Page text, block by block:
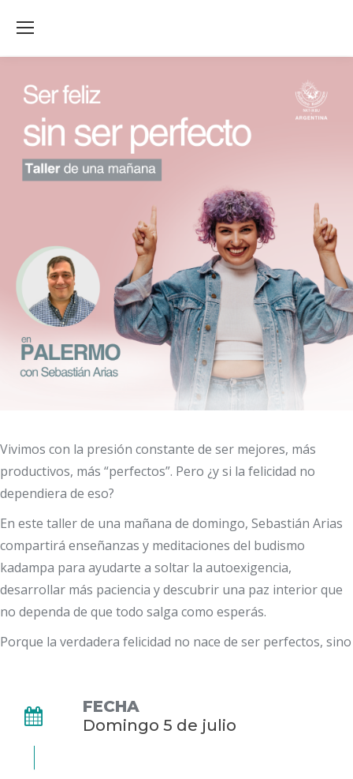
Vivimos con la presión constante de ser mejores, más
productivos, más “perfectos”. Pero ¿y si la felicidad no
dependiera de eso?
En este taller de una mañana de domingo, Sebastián Arias
compartirá enseñanzas y meditaciones del budismo
kadampa para ayudarte a soltar la autoexigencia,
desarrollar más paciencia y descubrir una paz interior que
no dependa de que todo salga como esperás.
Porque la verdadera felicidad no nace de ser perfectos, sino
FECHA
Domingo 5 de julio